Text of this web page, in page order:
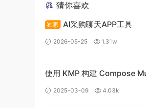
猜你喜欢
独家 AI采购聊天APP工具
2026-05-25 1.31w
使用 KMP 构建 Compose
2025-03-09 4.03k